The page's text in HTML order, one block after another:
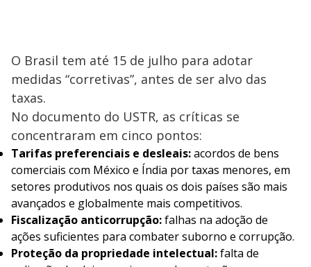
O Brasil tem até 15 de julho para adotar
medidas “corretivas”, antes de ser alvo das
taxas.
No documento do USTR, as críticas se
concentraram em cinco pontos:
Tarifas preferenciais e desleais:acordos de bens
comerciais com México e Índia por taxas menores, em
setores produtivos nos quais os dois países são mais
avançados e globalmente mais competitivos.
Fiscalização anticorrupção:falhas na adoção de
ações suficientes para combater suborno e corrupção.
Proteção da propriedade intelectual:falta de